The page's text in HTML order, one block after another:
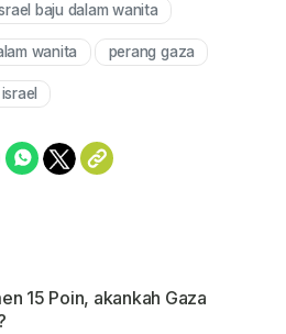
baju dalam wanita
wanita perang gaza
15 Poin, akankah Gaza